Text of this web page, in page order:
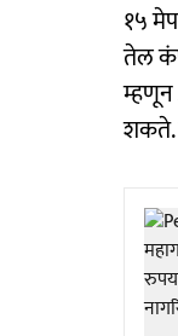
१५
तेल
म्हणून
शकते.